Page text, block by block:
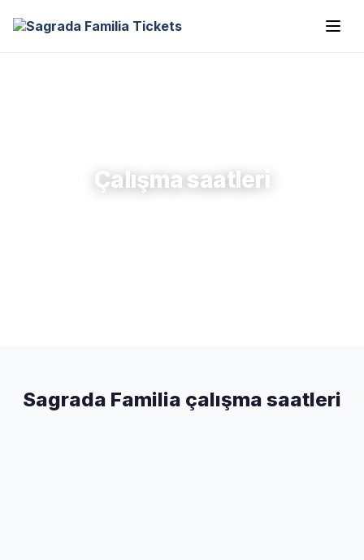
Çalışma saatleri
Sagrada Familia çalışma saatleri